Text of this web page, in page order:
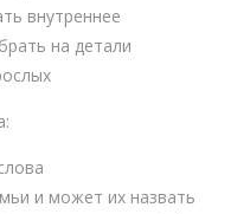
внутреннее
на детали
и может их назвать